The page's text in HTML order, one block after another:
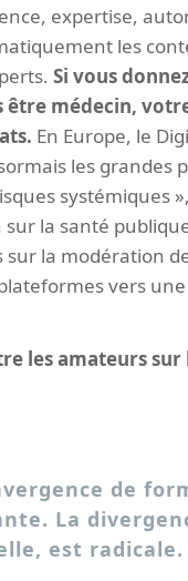
expertise,
les
Si vous
être médecin,
En Europe, le
les grandes
systémiques
la santé
sur la modération
vers
les amateurs sur
de
La
est radicale.